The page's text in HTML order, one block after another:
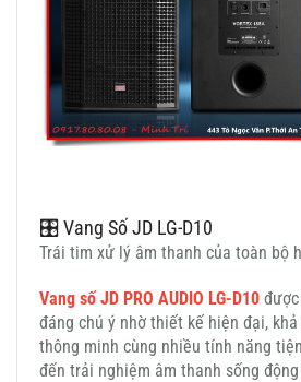
🎛 Vang Số JD LG-D10
Trái tim xử lý âm thanh của toàn bộ
Vang số JD PRO AUDIO LG-D10
đáng chú ý nhờ thiết kế hiện đại,
thông minh cùng nhiều tính năng
đến trải nghiệm âm thanh sống